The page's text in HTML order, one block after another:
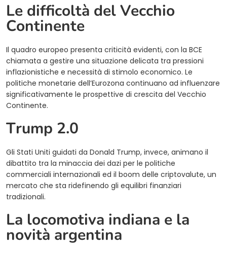
Le difficoltà del Vecchio
Continente
Il quadro europeo presenta criticità evidenti, con la BCE
chiamata a gestire una situazione delicata tra pressioni
inflazionistiche e necessità di stimolo economico. Le
politiche monetarie dell’Eurozona continuano ad influenzare
significativamente le prospettive di crescita del Vecchio
Continente.
Trump 2.0
Gli Stati Uniti guidati da Donald Trump, invece, animano il
dibattito tra la minaccia dei dazi per le politiche
commerciali internazionali ed il boom delle criptovalute, un
mercato che sta ridefinendo gli equilibri finanziari
tradizionali.
La locomotiva indiana e la
novità argentina